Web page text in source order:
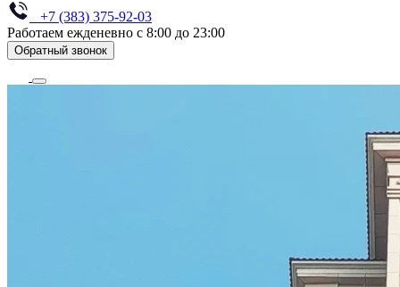
+7 (383) 375-92-03
Работаем ежденевно с 8:00 до 23:00
Обратный звонок